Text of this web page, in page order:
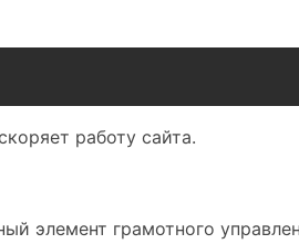
работу сайта.
элемент грамотного